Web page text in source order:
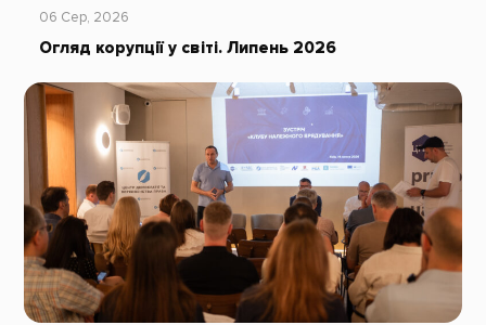
06 Сер, 2026
Огляд корупції у світі. Липень 2026